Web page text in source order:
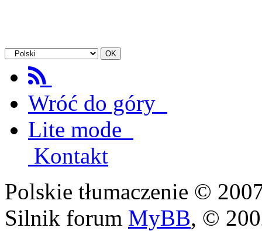
Wróć do góry
Lite mode
Kontakt
Polskie tłumaczenie ©
Silnik forum MyBB, ©